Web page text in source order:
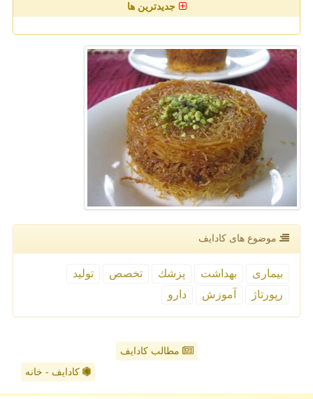
جدیدترین ها
موضوع های كادایف
بیماری بهداشت پزشك تخصص
تولید
رپورتاژ
آموزش دارو
مطالب کادایف
کادایف - خانه